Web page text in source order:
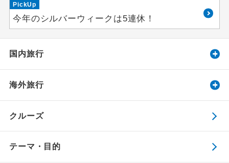
PickUp
今年のシルバーウィークは5連休！
国内旅行
海外旅行
クルーズ
テーマ・目的